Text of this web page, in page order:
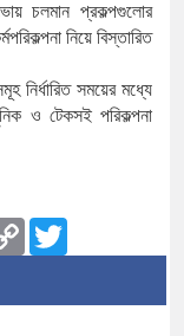
চলমান প্রকল্পগুলোর
নিয়ে বিস্তারিত
নির্ধারিত সময়ের মধ্যে
ও টেকসই পরিকল্পনা
Copy
Link